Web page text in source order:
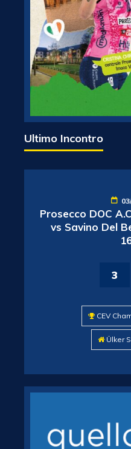
Ultimo Incontro
Prosecco DOC
vs Savino Del
3
CEV
Ülker